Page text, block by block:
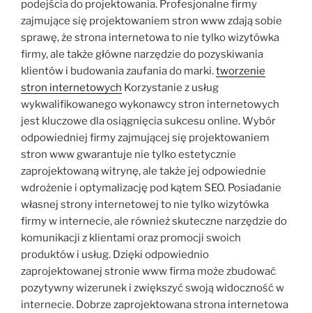
podejścia do projektowania. Profesjonalne firmy
zajmujące się projektowaniem stron www zdają sobie
sprawę, że strona internetowa to nie tylko wizytówka
firmy, ale także główne narzędzie do pozyskiwania
klientów i budowania zaufania do marki.tworzenie
stron internetowych Korzystanie z usług
wykwalifikowanego wykonawcy stron internetowych
jest kluczowe dla osiągnięcia sukcesu online. Wybór
odpowiedniej firmy zajmującej się projektowaniem
stron www gwarantuje nie tylko estetycznie
zaprojektowaną witrynę, ale także jej odpowiednie
wdrożenie i optymalizację pod kątem SEO. Posiadanie
własnej strony internetowej to nie tylko wizytówka
firmy w internecie, ale również skuteczne narzędzie do
komunikacji z klientami oraz promocji swoich
produktów i usług. Dzięki odpowiednio
zaprojektowanej stronie www firma może zbudować
pozytywny wizerunek i zwiększyć swoją widoczność w
internecie. Dobrze zaprojektowana strona internetowa